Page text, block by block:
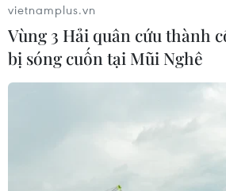
đảo liên quan học phí
10/03/2025 09:00
đoạt tài sản của phụ huynh học
điện, nhắn tin hoàn tiền học phí đã
vietnamplus.vn
Vùng 3 Hải quân cứu thành
bị sóng cuốn tại Mũi Nghê